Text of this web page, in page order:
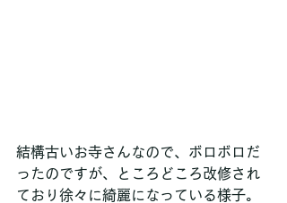
結構古いお寺さんなので、ボロボロだ
ったのですが、ところどころ改修され
ており徐々に綺麗になっている様子。